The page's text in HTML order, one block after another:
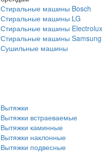
Стиральные машины Bosch
Стиральные машины LG
Стиральные машины Electrolux
Стиральные машины Samsung
Сушильные машины
Вытяжки
Вытяжки встраеваемые
Вытяжки каминные
Вытяжки наклонные
Вытяжки подвесные